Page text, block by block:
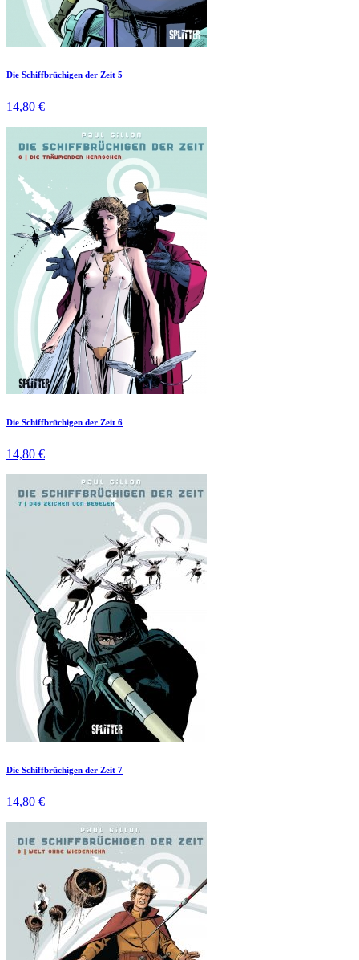
Die Schiffbrüchigen der Zeit 5
14,80 €
Die Schiffbrüchigen der Zeit 6
14,80 €
Die Schiffbrüchigen der Zeit 7
14,80 €